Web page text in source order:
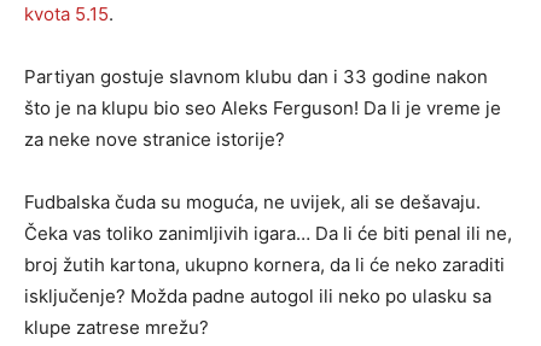
kvota 5.15.
Partiyan gostuje slavnom klubu dan i 33 godine nakon
što je na klupu bio seo Aleks Ferguson! Da li je vreme je
za neke nove stranice istorije?
Fudbalska čuda su moguća, ne uvijek, ali se dešavaju.
Čeka vas toliko zanimljivih igara… Da li će biti penal ili ne,
broj žutih kartona, ukupno kornera, da li će neko zaraditi
isključenje? Možda padne autogol ili neko po ulasku sa
klupe zatrese mrežu?